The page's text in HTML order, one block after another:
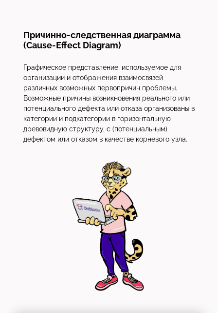
Причинно-следственная диаграмма
(Cause-Effect Diagram)
Графическое представление, используемое для
организации и отображения взаимосвязей
различных возможных первопричин проблемы.
Возможные причины возникновения реального или
потенциального дефекта или отказа организованы в
категории и подкатегории в горизонтальную
древовидную структуру, с (потенциальным)
дефектом или отказом в качестве корневого узла.